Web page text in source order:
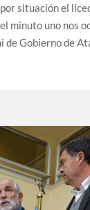
situación el
minuto uno nos
de Gobierno de